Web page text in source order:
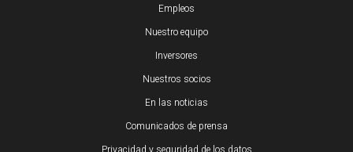
Empleos
Nuestro equipo
Inversores
Nuestros socios
En las noticias
Comunicados de prensa